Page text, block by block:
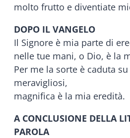
molto frutto e diventiate
DOPO IL VANGELO
Il Signore è mia parte di
nelle tue mani, o Dio, è la
Per me la sorte è caduta
meravigliosi,
magnifica è la mia eredità.
A CONCLUSIONE DELLA
PAROLA